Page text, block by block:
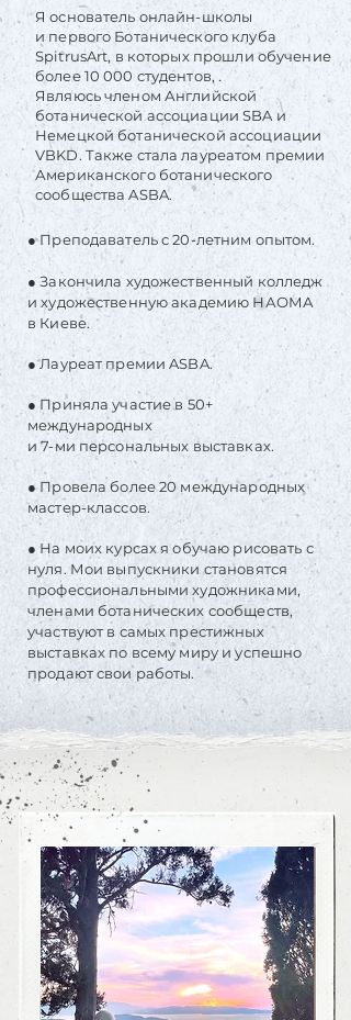
Я основатель онлайн-школы
и первого Ботанического клуба
SpitrusArt, в которых прошли обучение
более 10 000 студентов, .
Являюсь членом Английской
ботанической ассоциации SBA и
Немецкой ботанической ассоциации
VBKD. Также стала лауреатом премии
Американского ботанического
сообщества ASBA.
● Преподаватель с 20-летним опытом.
● Закончила художественный колледж
и художественную академию НАОМА
в Киеве.
● Лауреат премии ASBA.
● Приняла участие в 50+
международных
и 7-ми персональных выставках.
● Провела более 20 международных
мастер-классов.
● На моих курсах я обучаю рисовать с
нуля. Мои выпускники становятся
профессиональными художниками,
членами ботанических сообществ,
участвуют в самых престижных
выставках по всему миру и успешно
продают свои работы.